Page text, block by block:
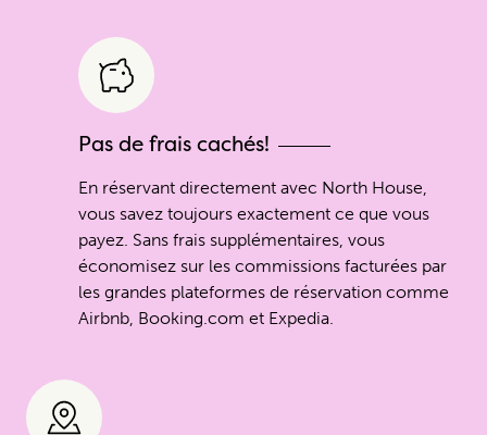
Pas de frais cachés!
En réservant directement avec North House,
vous savez toujours exactement ce que vous
payez. Sans frais supplémentaires, vous
économisez sur les commissions facturées par
les grandes plateformes de réservation comme
Airbnb, Booking.com et Expedia.